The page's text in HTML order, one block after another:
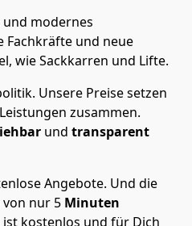
und modernes
Fachkräfte und neue
wie Sackkarren und Lifte.
Unsere Preise setzen
zusammen.
und transparent
Angebote. Und die
von nur 5 Minuten
kostenlos und für Dich